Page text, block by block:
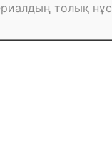
толық